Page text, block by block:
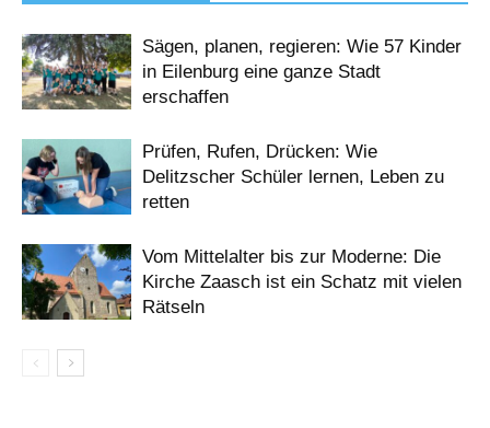
Sägen, planen, regieren: Wie 57 Kinder
in Eilenburg eine ganze Stadt
erschaffen
Prüfen, Rufen, Drücken: Wie
Delitzscher Schüler lernen, Leben zu
retten
Vom Mittelalter bis zur Moderne: Die
Kirche Zaasch ist ein Schatz mit vielen
Rätseln